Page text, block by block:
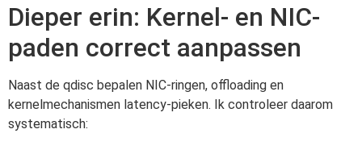
Dieper erin: Kernel- en NIC-
paden correct aanpassen
Naast de qdisc bepalen NIC-ringen, offloading en
kernelmechanismen latency-pieken. Ik controleer daarom
systematisch: